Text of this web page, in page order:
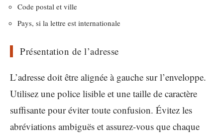
Code postal et ville
Pays, si la lettre est internationale
Présentation de l’adresse
L’adresse doit être alignée à gauche sur l’enveloppe.
Utilisez une police lisible et une taille de caractère
suffisante pour éviter toute confusion. Évitez les
abréviations ambiguës et assurez-vous que chaque